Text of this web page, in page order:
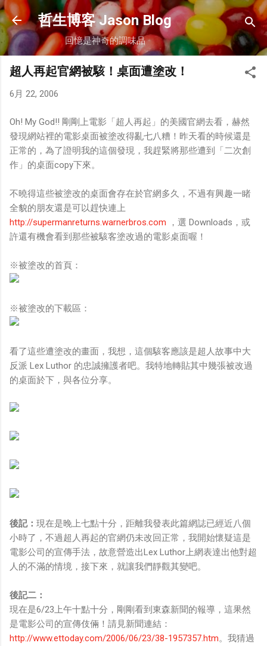
跳到主要內容
哲生博客 Jason Blog
回憶是神奇的調味品
超人再起官網被駭！桌面遭塗改！
6月 22, 2006
Oh! My God!! 剛剛上電影「超人再起」的美國官網去看，赫然
發現網站裡的電影桌面被塗改得亂七八糟！昨天看的時候還是
正常的，為了證明我的這個發現，我趕緊將那些遭到「二次創
作」的桌面copy下來。
不曉得這些被塗改的桌面會存在於官網多久，不過有興趣一睹
全貌的朋友還是可以趕快連上
http://supermanreturns.warnerbros.com ，選 Downloads，或
許還有機會看到那些被駭客塗改過的電影桌面喔！
※被塗改的首頁：
※被塗改的下載區：
看了這些遭塗改的畫面，我想，這個駭客應該是超人故事中大
反派 Lex Luthor 的忠誠擁護者吧。我特地轉貼其中幾張被改過
的桌面於下，與各位分享。
後記： 現在是晚上七點十分，距離我發表此篇網誌已經近八個
小時了，不過超人再起的官網仍未改回正常，我開始懷疑這是
電影公司的宣傳手法，故意營造出Lex Luthor上網表達出他對超
人的不滿的情境，接下來，就讓我們靜觀其變吧。
後記二：
現在是6/23上午十點十分，剛剛看到東森新聞的報導，這果然
是電影公司的宣傳伎倆！請見新聞連結：
http://www.ettoday.com/2006/06/23/38-1957357.htm。我猜過